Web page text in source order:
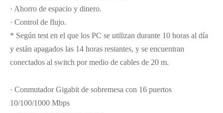
· Ahorro de espacio y dinero.
· Control de flujo.
* Según test en el que los PC se utilizan durante 10 horas al día
y están apagados las 14 horas restantes, y se encuentran
conectados al switch por medio de cables de 20 m.
· Conmutador Gigabit de sobremesa con 16 puertos
10/100/1000 Mbps